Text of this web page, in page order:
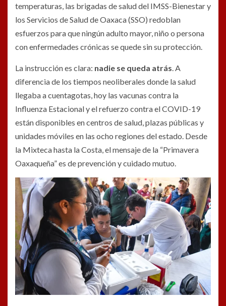
temperaturas, las brigadas de salud del IMSS-Bienestar y
los Servicios de Salud de Oaxaca (SSO) redoblan
esfuerzos para que ningún adulto mayor, niño o persona
con enfermedades crónicas se quede sin su protección.
La instrucción es clara: nadie se queda atrás . A
diferencia de los tiempos neoliberales donde la salud
llegaba a cuentagotas, hoy las vacunas contra la
Influenza Estacional y el refuerzo contra el COVID-19
están disponibles en centros de salud, plazas públicas y
unidades móviles en las ocho regiones del estado. Desde
la Mixteca hasta la Costa, el mensaje de la “Primavera
Oaxaqueña” es de prevención y cuidado mutuo.